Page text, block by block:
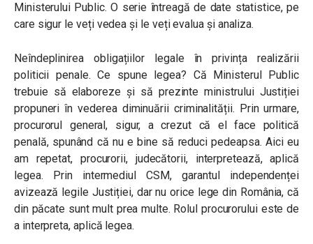
Ministerului Public. O serie întreagă de date statistice, pe
care sigur le veți vedea și le veți evalua și analiza.
Neîndeplinirea obligațiilor legale în privința realizării
politicii penale. Ce spune legea? Că Ministerul Public
trebuie să elaboreze și să prezinte ministrului Justiției
propuneri în vederea diminuării criminalității. Prin urmare,
procurorul general, sigur, a crezut că el face politică
penală, spunând că nu e bine să reduci pedeapsa. Aici eu
am repetat, procurorii, judecătorii, interpretează, aplică
legea. Prin intermediul CSM, garantul independenței
avizează legile Justiției, dar nu orice lege din România, că
din păcate sunt mult prea multe. Rolul procurorului este de
a interpreta, aplică legea.